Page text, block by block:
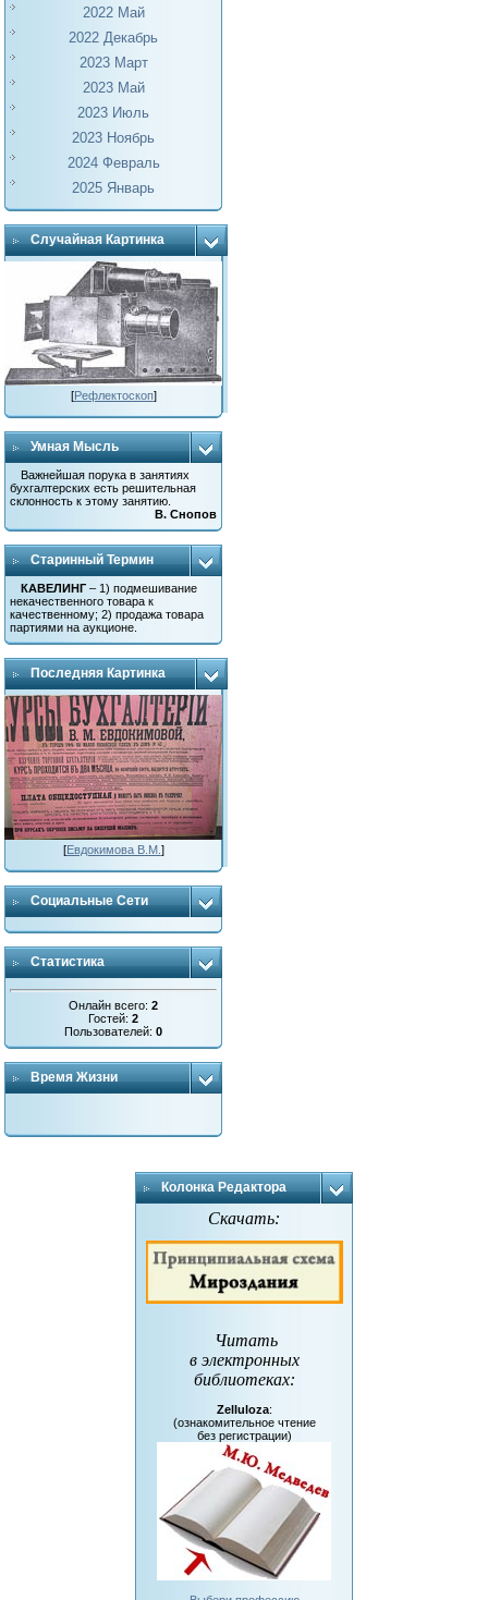
2022 Май
2022 Декабрь
2023 Март
2023 Май
2023 Июль
2023 Ноябрь
2024 Февраль
2025 Январь
Случайная Картинка
[Рефлектоскоп]
Умная Мысль
Важнейшая порука в занятиях
бухгалтерских есть решительная
склонность к этому занятию.
В. Снопов
Старинный Термин
КАВЕЛИНГ – 1) подмешивание
некачественного товара к
качественному; 2) продажа товара
партиями на аукционе.
Последняя Картинка
[Евдокимова В.М. ]
Социальные Сети
Статистика
Онлайн всего:2
Гостей:2
Пользователей:0
Время Жизни
Колонка Редактора
Скачать:
Читать
в электронных
библиотеках:
Zelluloza:
(ознакомительное чтение
без регистрации)